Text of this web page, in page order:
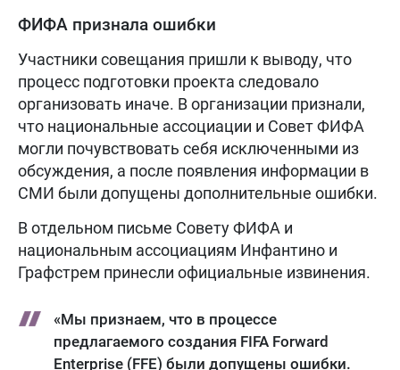
ФИФА признала ошибки
Участники совещания пришли к выводу, что
процесс подготовки проекта следовало
организовать иначе. В организации признали,
что национальные ассоциации и Совет ФИФА
могли почувствовать себя исключенными из
обсуждения, а после появления информации в
СМИ были допущены дополнительные ошибки.
В отдельном письме Совету ФИФА и
национальным ассоциациям Инфантино и
Графстрем принесли официальные извинения.
«Мы признаем, что в процессе
предлагаемого создания FIFA Forward
Enterprise (FFE) были допущены ошибки.